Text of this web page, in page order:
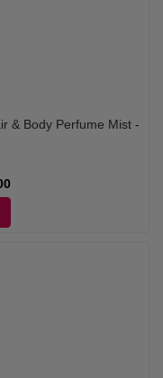
& Body Perfume Mist -